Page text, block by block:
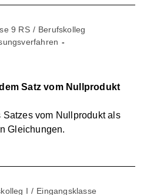
9 RS / Berufskolleg
Satz vom Nullprodukt
vom Nullprodukt als
Gleichungen.
I / Eingangsklasse